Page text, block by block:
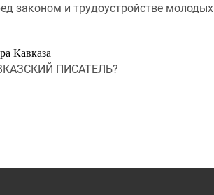
законом и трудоустройстве молодых
Кавказа
ПИСАТЕЛЬ?